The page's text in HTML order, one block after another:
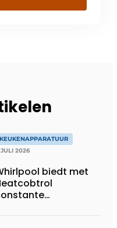
KEUKENAPPARATUUR
2026
biedt met